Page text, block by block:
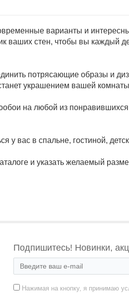
варианты и
ваших стен, чтобы вы каждый
потрясающие образы и
украшением вашей
на любой из
у вас в спальне, гостиной,
и указать желаемый
Подпишитесь! Новинки,
Нажимая на кнопку, я принимаю